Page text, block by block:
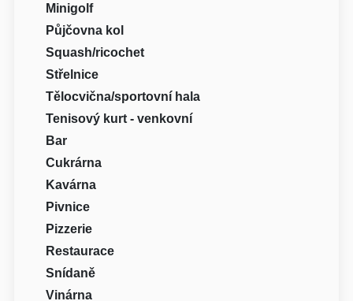
Minigolf
Půjčovna kol
Squash/ricochet
Střelnice
Tělocvična/sportovní hala
Tenisový kurt - venkovní
Bar
Cukrárna
Kavárna
Pivnice
Pizzerie
Restaurace
Snídaně
Vinárna